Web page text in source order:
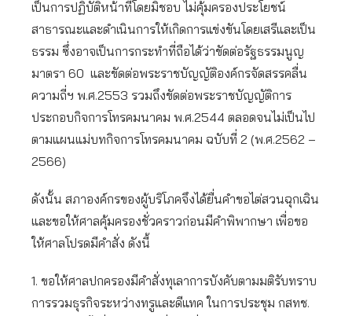
เป็นการปฏิบัติหน้าที่โดยมิชอบ ไม่คุ้มครองประโยชน์
สาธารณะและดำเนินการให้เกิดการแข่งขันโดยเสรีและเป็น
ธรรม ซึ่งอาจเป็นการกระทำที่ถือได้ว่าขัดต่อรัฐธรรมนูญ
มาตรา 60 และขัดต่อพระราชบัญญัติองค์กรจัดสรรคลื่น
ความถี่ฯ พ.ศ.2553 รวมถึงขัดต่อพระราชบัญญัติการ
ประกอบกิจการโทรคมนาคม พ.ศ.2544 ตลอดจนไม่เป็นไป
ตามแผนแม่บทกิจการโทรคมนาคม ฉบับที่ 2 (พ.ศ.2562 –
2566)
ดังนั้น สภาองค์กรของผู้บริโภคจึงได้ยื่นคำขอไต่สวนฉุกเฉิน
และขอให้ศาลคุ้มครองชั่วคราวก่อนมีคำพิพากษา เพื่อขอ
ให้ศาลโปรดมีคำสั่ง ดังนี้
1. ขอให้ศาลปกครองมีคำสั่งทุเลาการบังคับตามมติรับทราบ
การรวมธุรกิจระหว่างทรูและดีแทค ในการประชุม กสทช.